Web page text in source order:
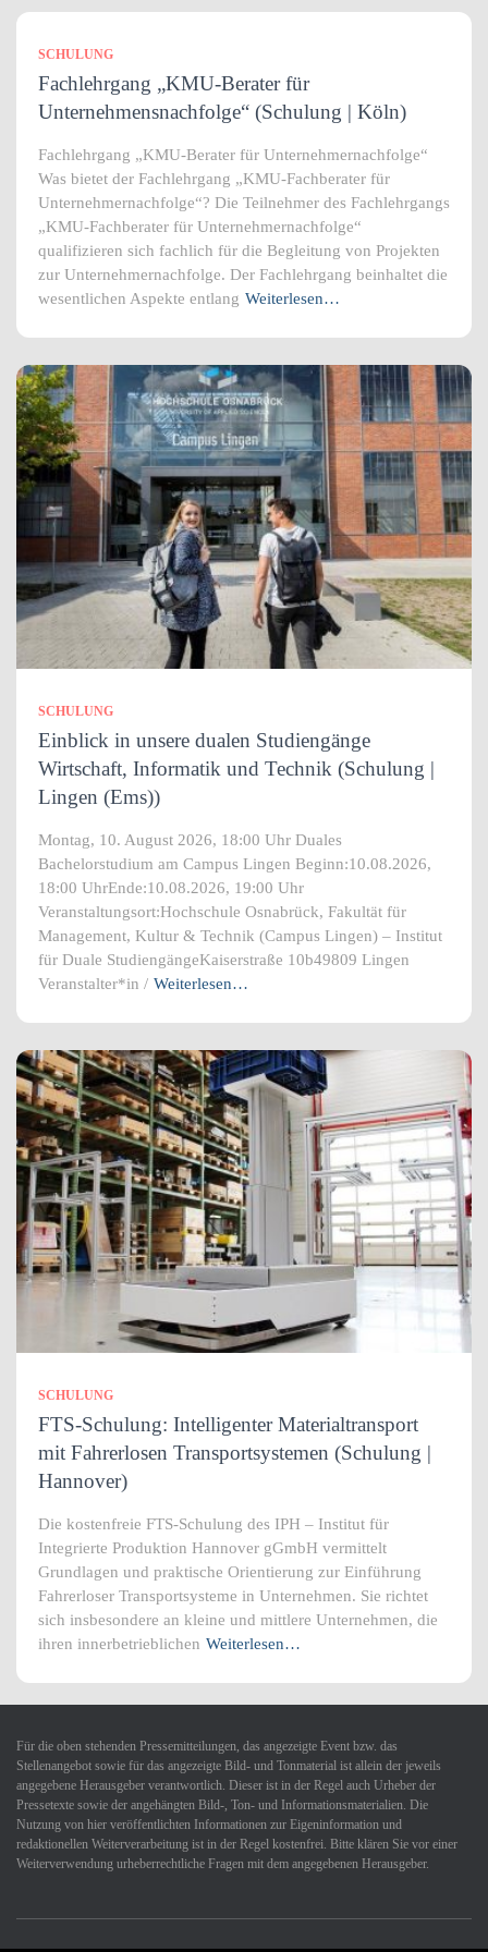
SCHULUNG
Fachlehrgang „KMU-Berater für
Unternehmensnachfolge“ (Schulung | Köln)
Fachlehrgang „KMU-Berater für Unternehmernachfolge“
Was bietet der Fachlehrgang „KMU-Fachberater für
Unternehmernachfolge“? Die Teilnehmer des Fachlehrgangs
„KMU-Fachberater für Unternehmernachfolge“
qualifizieren sich fachlich für die Begleitung von Projekten
zur Unternehmernachfolge. Der Fachlehrgang beinhaltet die
wesentlichen Aspekte entlang Weiterlesen…
SCHULUNG
Einblick in unsere dualen Studiengänge
Wirtschaft, Informatik und Technik (Schulung |
Lingen (Ems))
Montag, 10. August 2026, 18:00 Uhr Duales
Bachelorstudium am Campus Lingen Beginn:10.08.2026,
18:00 UhrEnde:10.08.2026, 19:00 Uhr
Veranstaltungsort:Hochschule Osnabrück, Fakultät für
Management, Kultur & Technik (Campus Lingen) – Institut
für Duale StudiengängeKaiserstraße 10b49809 Lingen
Veranstalter*in / Weiterlesen…
SCHULUNG
FTS-Schulung: Intelligenter Materialtransport
mit Fahrerlosen Transportsystemen (Schulung |
Hannover)
Die kostenfreie FTS-Schulung des IPH – Institut für
Integrierte Produktion Hannover gGmbH vermittelt
Grundlagen und praktische Orientierung zur Einführung
Fahrerloser Transportsysteme in Unternehmen. Sie richtet
sich insbesondere an kleine und mittlere Unternehmen, die
ihren innerbetrieblichen Weiterlesen…
Für die oben stehenden Pressemitteilungen, das angezeigte Event bzw. das
Stellenangebot sowie für das angezeigte Bild- und Tonmaterial ist allein der jeweils
angegebene Herausgeber verantwortlich. Dieser ist in der Regel auch Urheber der
Pressetexte sowie der angehängten Bild-, Ton- und Informationsmaterialien. Die
Nutzung von hier veröffentlichten Informationen zur Eigeninformation und
redaktionellen Weiterverarbeitung ist in der Regel kostenfrei. Bitte klären Sie vor einer
Weiterverwendung urheberrechtliche Fragen mit dem angegebenen Herausgeber.